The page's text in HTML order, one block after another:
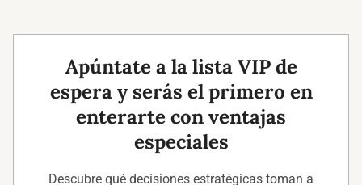
Apúntate a la lista VIP de
espera y serás el primero en
enterarte con ventajas
especiales
Descubre qué decisiones estratégicas toman a